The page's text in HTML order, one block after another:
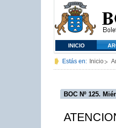
INICIO
Estás en: Inicio
BOC Nº 125.